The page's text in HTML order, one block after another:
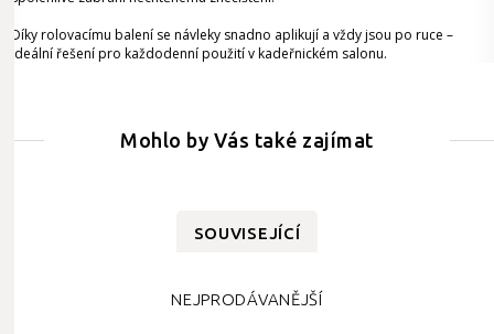
Díky rolovacímu balení se návleky snadno aplikují a vždy jsou po ruce –
ideální řešení pro každodenní použití v kadeřnickém salonu.
Mohlo by Vás také zajímat
SOUVISEJÍCÍ
NEJPRODÁVANĚJŠÍ